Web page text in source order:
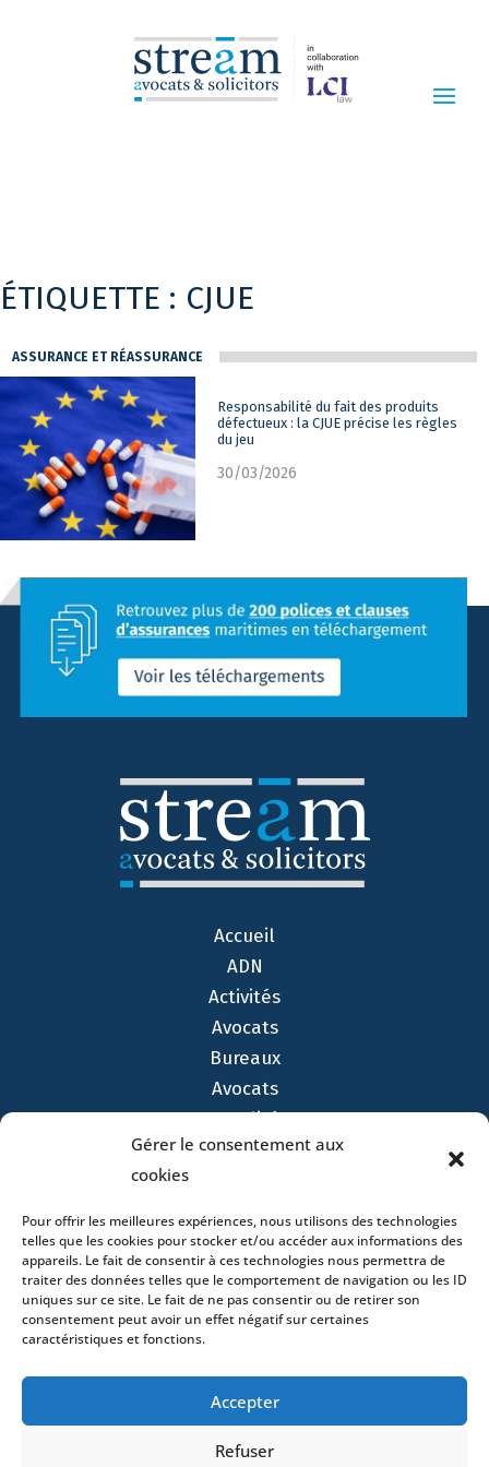
Gérer le consentement aux
cookies
Pour offrir les meilleures expériences, nous utilisons des technologies
telles que les cookies pour stocker et/ou accéder aux informations des
appareils. Le fait de consentir à ces technologies nous permettra de
traiter des données telles que le comportement de navigation ou les ID
uniques sur ce site. Le fait de ne pas consentir ou de retirer son
consentement peut avoir un effet négatif sur certaines
caractéristiques et fonctions.
Accepter
Refuser
ÉTIQUETTE : CJUE
ASSURANCE ET RÉASSURANCE
Responsabilité du fait des produits
défectueux : la CJUE précise les règles
du jeu
30/03/2026
Accueil
ADN
Activités
Avocats
Bureaux
Avocats
Actualités
Contact
- 4 square Édouard VII – 75009 Paris – France –
+33 (0)1 53 76 91 00
- 15 quai Lamandé –
76600 Le Havre – France –+33 (0)2 35 22 18 88
3 boulevard de Louvain – 13008 Marseille – France –
+33 (0)4 86 68 49 14
- 148 rue Sainte-
Catherine – 33000 Bordeaux – France -
+33 (0)5 40 25 69 11
- Rue de Chantepoulet 10 -
1201 Genève – Suisse - +33 (0)1 53 76 91 00